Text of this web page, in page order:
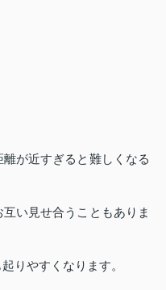
が近すぎると難しくなる
い見せ合うこともありま
りやすくなります。